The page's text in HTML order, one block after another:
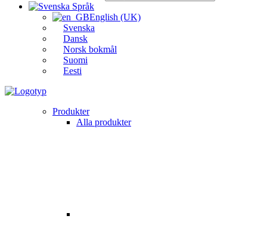
Språk
English (UK)
Svenska
Dansk
Norsk bokmål
Suomi
Eesti
Produkter
Alla produkter